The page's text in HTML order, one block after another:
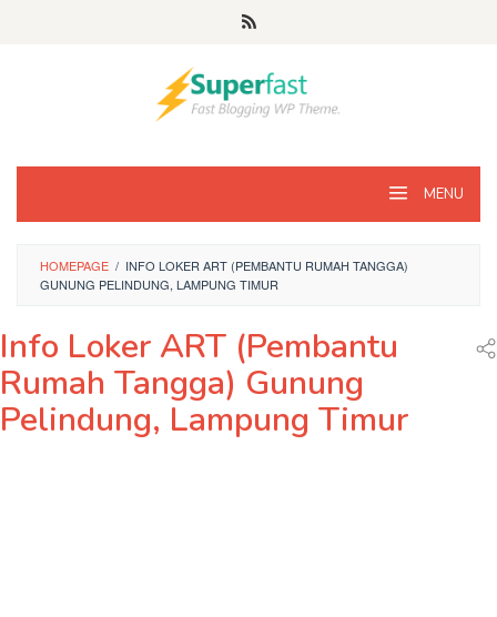
MENU
HOMEPAGE / INFO LOKER ART (PEMBANTU RUMAH TANGGA)
GUNUNG PELINDUNG, LAMPUNG TIMUR
Info Loker ART (Pembantu
Rumah Tangga) Gunung
Pelindung, Lampung Timur